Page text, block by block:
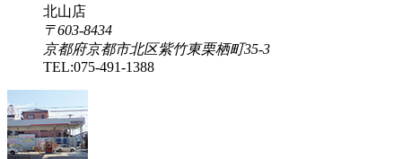
北山店
〒603-8434
京都府京都市北区紫竹東栗栖町35-3
TEL:075-491-1388